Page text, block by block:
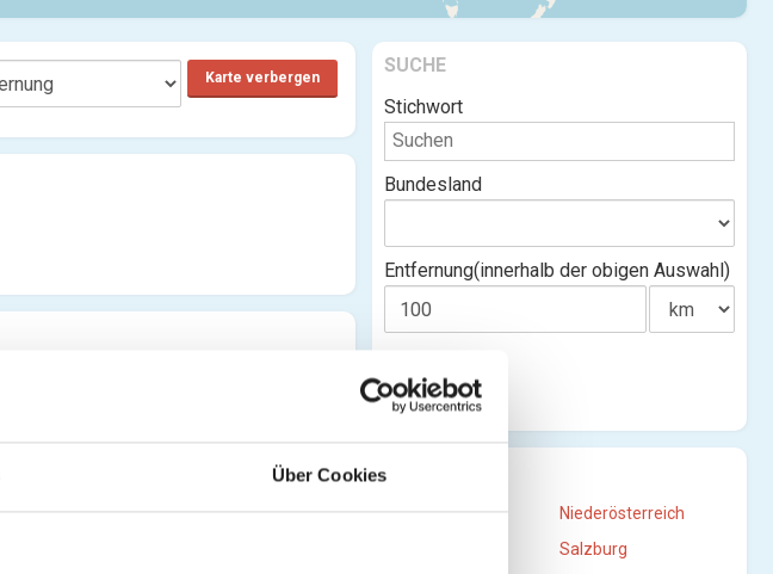
Über Cookies
SUCHE
Stichwort
Bundesland
Entfernung(innerhalb der obigen Auswahl)
STANDORTE
Burgenland
Niederösterreich
Salzburg
Karte verbergen